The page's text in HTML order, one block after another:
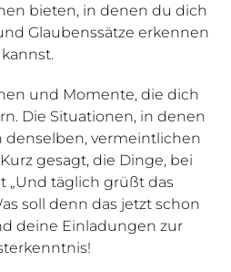
bieten, in denen du dich
Glaubenssätze erkennen
kannst.
und Momente, die dich
Die Situationen, in denen
vermeintlichen
gesagt, die Dinge, bei
„Und täglich grüßt das
soll denn das jetzt schon
deine Einladungen zur